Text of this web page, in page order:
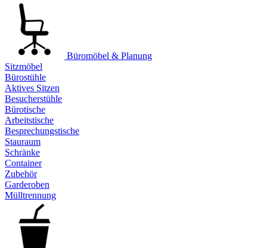
Büromöbel & Planung
Sitzmöbel
Bürostühle
Aktives Sitzen
Besucherstühle
Bürotische
Arbeitstische
Besprechungstische
Stauraum
Schränke
Container
Zubehör
Garderoben
Mülltrennung